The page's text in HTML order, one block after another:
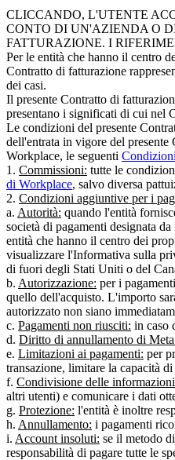
CLICCANDO, L'UTENTE
CONTO DI UN'AZIENDA O
FATTURAZIONE. I
Per le entità che hanno il centro
Contratto di fatturazione
dei casi.
Il presente Contratto di
presentano i significati di cui nel
Le condizioni del presente
dell'entrata in vigore del
Workplace, le seguenti
1. Commissioni: tutte le
di Workplace, salvo diversa
2. Condizioni aggiuntive per i
a. Autorità: quando l'entità
società di pagamenti designata
entità che hanno il centro dei
visualizzare l'Informativa sulla
di fuori degli Stati Uniti o del
b. Autorizzazione: per i
quello dell'acquisto. L'importo
autorizzato non siano
c. Pagamenti non riusciti: in caso
d. Diritto di annullamento di
e. Limitazioni ai pagamenti: per
transazione, limitare la capacità
f. Condivisione delle
altri utenti) e comunicare i dati
g. Protezione: l'entità è inoltre
h. Annullamento: i pagamenti
i. Account insoluti: se il metodo
responsabilità di pagare tutte le